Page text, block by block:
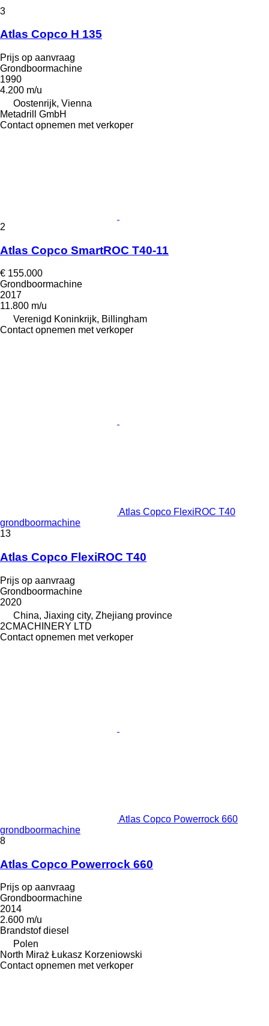
3
Atlas Copco H 135
Prijs op aanvraag
Grondboormachine
1990
4.200 m/u
Oostenrijk, Vienna
Metadrill GmbH
Contact opnemen met verkoper
2
Atlas Copco SmartROC T40-11
€ 155.000
Grondboormachine
2017
11.800 m/u
Verenigd Koninkrijk, Billingham
Contact opnemen met verkoper
Atlas Copco FlexiROC T40
grondboormachine
13
Atlas Copco FlexiROC T40
Prijs op aanvraag
Grondboormachine
2020
China, Jiaxing city, Zhejiang province
2CMACHINERY LTD
Contact opnemen met verkoper
Atlas Copco Powerrock 660
grondboormachine
8
Atlas Copco Powerrock 660
Prijs op aanvraag
Grondboormachine
2014
2.600 m/u
Brandstof diesel
Polen
North Miraż Łukasz Korzeniowski
Contact opnemen met verkoper